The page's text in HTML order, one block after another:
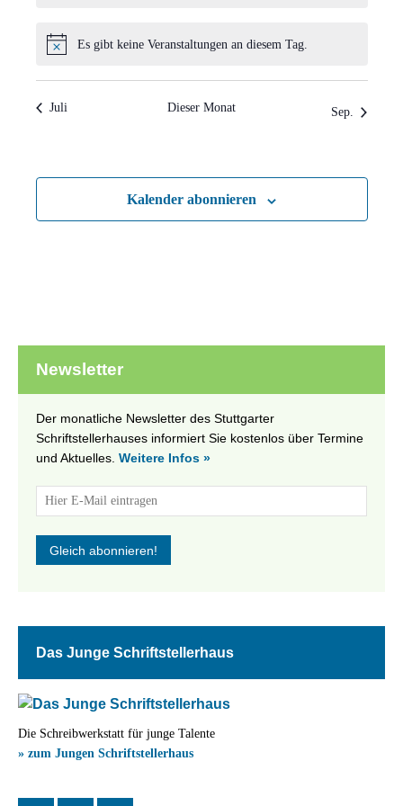
Hinweis
Es gibt keine Veranstaltungen an diesem Tag.
Juli Dieser Monat Sep.
Kalender abonnieren
Newsletter
Der monatliche Newsletter des Stuttgarter
Schriftstellerhauses informiert Sie kostenlos über Termine
und Aktuelles. Weitere Infos »
Das Junge Schriftstellerhaus
Die Schreibwerkstatt für junge Talente
» zum Jungen Schriftstellerhaus